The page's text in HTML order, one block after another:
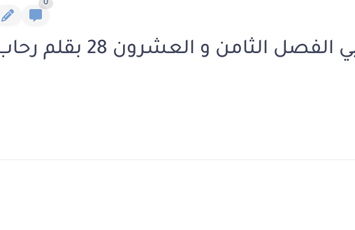
0
رواية سيد القصر الجنوبي الفصل الثامن و العشرون 28